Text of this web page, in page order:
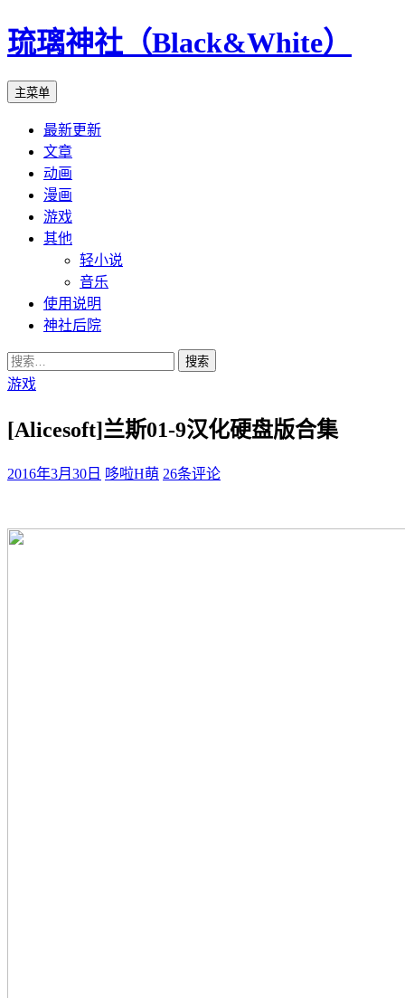
琉璃神社（Black&White）
搜
主菜单
正
文
最新更新
文章
动画
漫画
游戏
其他
轻小说
音乐
使用说明
神社后院
搜
索：
游戏
[Alicesoft]兰斯01-9汉化硬盘版合集
2016年3月30日 哆啦H萌 26条评论